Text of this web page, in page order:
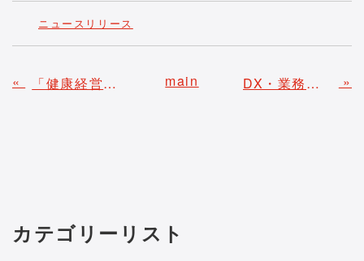
ニュースリリース
« 「健康経営優良法人2022」の認定について main DX・業務効率化などの担当者を助けるお手軽診断サービス『かんたん！DXソリューション診断』を公開いたします。 »
カテゴリーリスト